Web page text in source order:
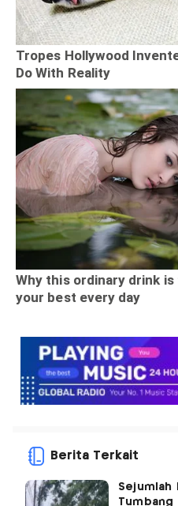
Berita Terkait
Sejumlah
Tumbang